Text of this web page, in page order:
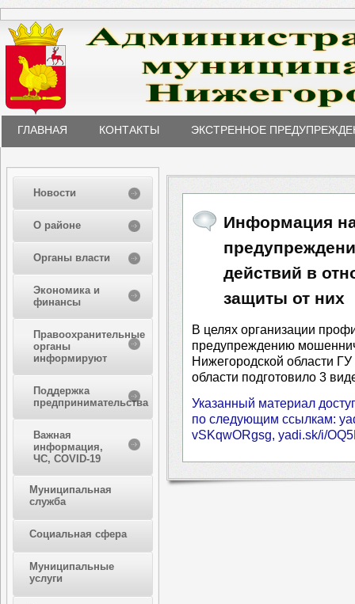
ГЛАВНАЯ КОНТАКТЫ ЭКСТРЕННОЕ
Новости
О районе
Органы власти
Экономика и
финансы
Правоохранительные
органы
информируют
Поддержка
предпринимательства
Важная
информация,
ЧС, COVID-19
Муниципальная
служба
Социальная сфера
Муниципальные
услуги
Информация
действий в
защиты от них
В целях организации
предупреждению
Нижегородской области
области подготовило 3
Указанный материал
по следующим ссылкам:
vSKqwORgsg, yadi.sk/i/